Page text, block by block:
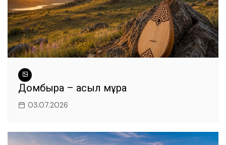
Домбыра – асыл мұра
03.07.2026